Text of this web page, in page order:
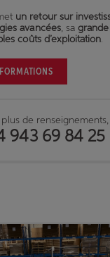
un retour sur
avancées, sa
coûts d’exploitation
plus de
943 69 84 25